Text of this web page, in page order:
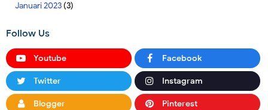
Januari 2023(3)
Follow Us
Youtube Facebook
Twitter Instagram
Blogger Pinterest